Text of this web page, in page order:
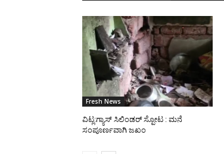
Fresh News
ವಿಟ್ಲ:ಗ್ಯಾಸ್ ಸಿಲಿಂಡರ್ ಸ್ಪೋಟ : ಮನೆ
ಸಂಪೂರ್ಣವಾಗಿ ಜಖಂ